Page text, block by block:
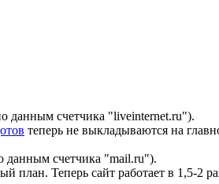
данным счетчика "liveinternet.ru").
теперь не выкладываются на
данным счетчика "mail.ru").
Теперь сайт работает в 1,5-2